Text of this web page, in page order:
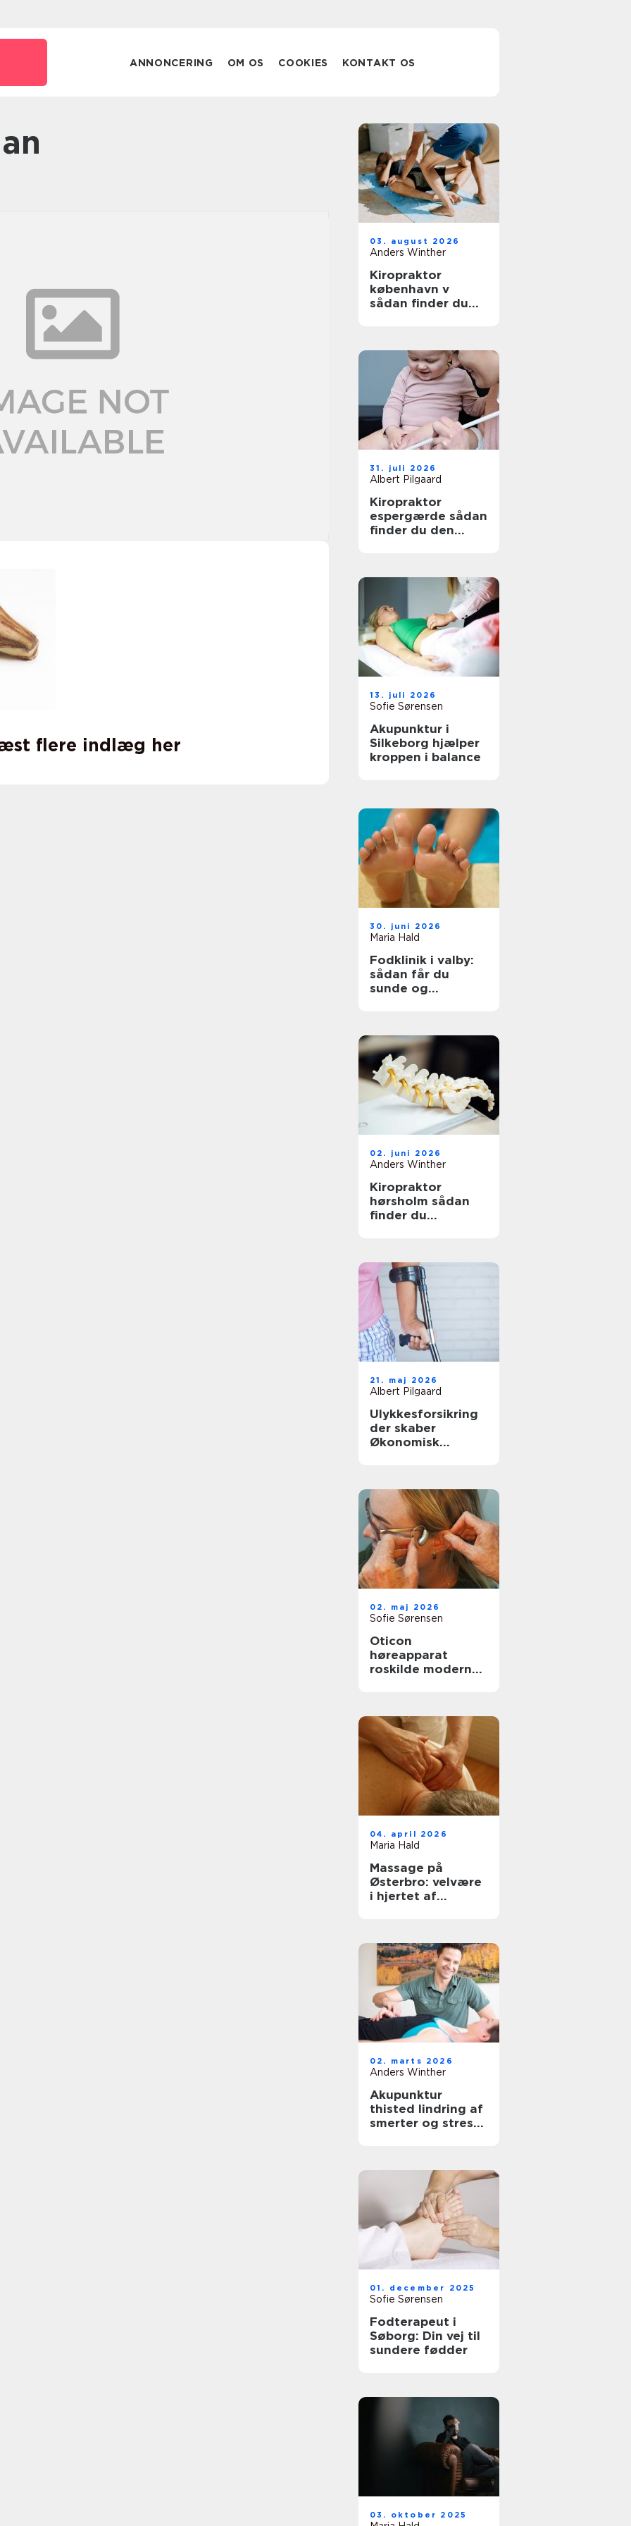
ANNONCERING OM OS COOKIES KONTAKT OS
flere indlæg her
03. august 2026
Anders Winther
Kiropraktor
københavn v
sådan finder du
31. juli 2026
Albert Pilgaard
Kiropraktor
espergærde sådan
finder du den
13. juli 2026
Sofie Sørensen
Akupunktur i
Silkeborg hjælper
kroppen i balance
30. juni 2026
Maria Hald
Fodklinik i valby:
sådan får du
sunde og
02. juni 2026
Anders Winther
Kiropraktor
hørsholm sådan
finder du
21. maj 2026
Albert Pilgaard
Ulykkesforsikring
der skaber
Økonomisk
02. maj 2026
Sofie Sørensen
Oticon
høreapparat
roskilde moderne
04. april 2026
Maria Hald
Massage på
Østerbro: velvære
i hjertet af
02. marts 2026
Anders Winther
Akupunktur
thisted lindring af
smerter og stress
01. december 2025
Sofie Sørensen
Fodterapeut i
Søborg: Din vej til
sundere fødder
03. oktober 2025